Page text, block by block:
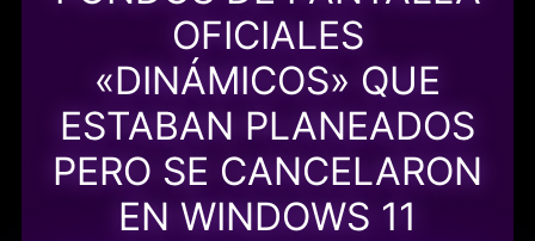
OFICIALES
«DINÁMICOS» QUE
ESTABAN PLANEADOS
PERO SE CANCELARON
EN WINDOWS 11